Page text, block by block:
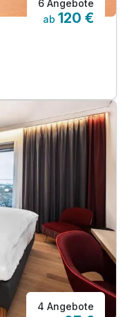
6 Angebote
ab 120 €
4 Angebote